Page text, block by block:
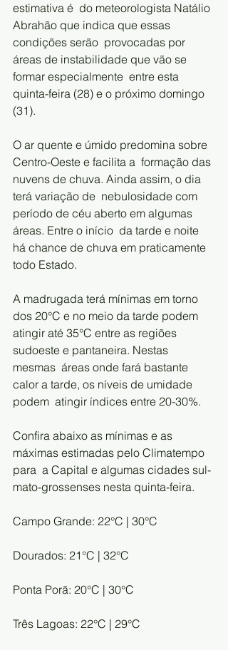
estimativa é  do meteorologista Natálio
Abrahão que indica que essas
condições serão  provocadas por
áreas de instabilidade que vão se
formar especialmente  entre esta
quinta-feira (28) e o próximo domingo
(31).
O ar quente e úmido predomina sobre
Centro-Oeste e facilita a  formação das
nuvens de chuva. Ainda assim, o dia
terá variação de  nebulosidade com
período de céu aberto em algumas
áreas. Entre o início  da tarde e noite
há chance de chuva em praticamente
todo Estado.
A madrugada terá mínimas em torno
dos 20°C e no meio da tarde podem
atingir até 35°C entre as regiões
sudoeste e pantaneira. Nestas
mesmas  áreas onde fará bastante
calor a tarde, os níveis de umidade
podem  atingir índices entre 20-30%.
Confira abaixo as mínimas e as
máximas estimadas pelo Climatempo
para  a Capital e algumas cidades sul-
mato-grossenses nesta quinta-feira.
Campo Grande: 22°C | 30°C
Dourados: 21°C | 32°C
Ponta Porã: 20°C | 30°C
Três Lagoas: 22°C | 29°C